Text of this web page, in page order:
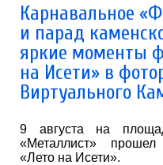
Карнавальное
и парад
яркие моменты
на Исети» в
Виртуального
9 августа на
«Металлист»
«Лето на Исети».